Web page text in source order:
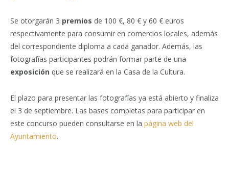
Se otorgarán 3 premios de 100 €, 80 € y 60 € euros
respectivamente para consumir en comercios locales, además
del correspondiente diploma a cada ganador. Además, las
fotografías participantes podrán formar parte de una
exposición que se realizará en la Casa de la Cultura.
El plazo para presentar las fotografías ya está abierto y finaliza
el 3 de septiembre. Las bases completas para participar en
este concurso pueden consultarse en la página web del
Ayuntamiento.